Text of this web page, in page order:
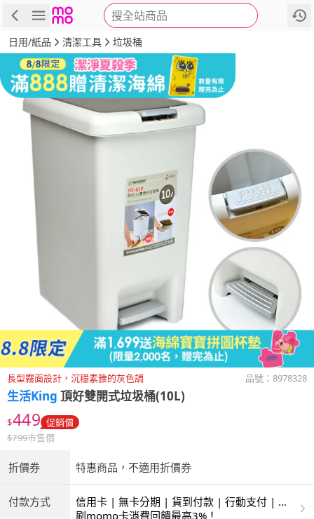
搜全站商品
商品 評價 詳情
日用/紙品 清潔工具 垃圾桶
長型霧面設計，沉穩素雅的灰色調 品號： 8978328
生活King 頂好雙開式垃圾桶(10L)
$449 促銷價
$799市售價
折價券 特惠商品，不適用折價券
付款方式
信用卡 | 無卡分期 | 貨到付款 | 行動支付 | 超
商付款 | ATM | 銀聯卡
刷momo卡消費回饋最高3%！